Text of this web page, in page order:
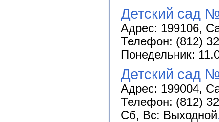
Детский сад
Адрес: 199106,
Телефон: (812)
Понедельник:
Детский сад
Адрес: 199004,
Телефон: (812)
Сб, Вс: Выходной